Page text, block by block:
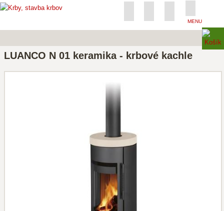
MENU
LUANCO N 01 keramika - krbové kachle